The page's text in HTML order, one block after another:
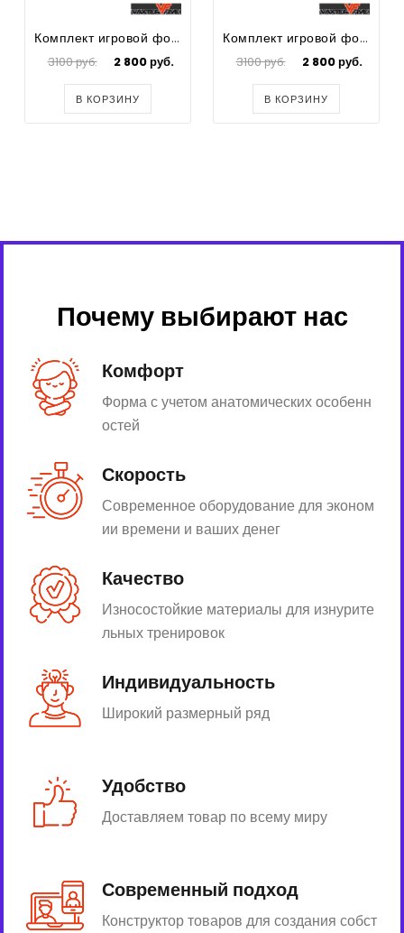
Комплект игровой формы для футбола Spike
3100 руб. 2 800 руб.
В КОРЗИНУ
Комплект игровой формы для футбола Spike
3100 руб. 2 800 руб.
В КОРЗИНУ
Почему выбирают нас
Комфорт
Форма с учетом анатомических особенн
остей
Скорость
Современное оборудование для эконом
ии времени и ваших денег
Качество
Износостойкие материалы для изнурите
льных тренировок
Индивидуальность
Широкий размерный ряд
Удобство
Доставляем товар по всему миру
Современный подход
Конструктор товаров для создания собст